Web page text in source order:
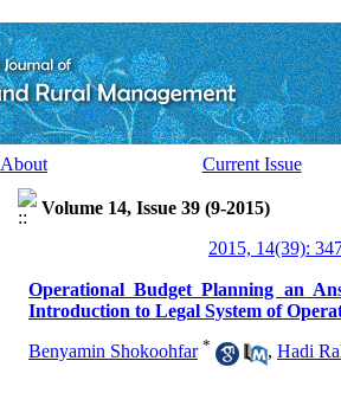
About Current Issue
Volume 14, Issue 39 (9-2015)
2015, 14(39):
Operational Budget Planning an
Introduction to Legal System of
Benyamin Shokoohfar * , Hadi